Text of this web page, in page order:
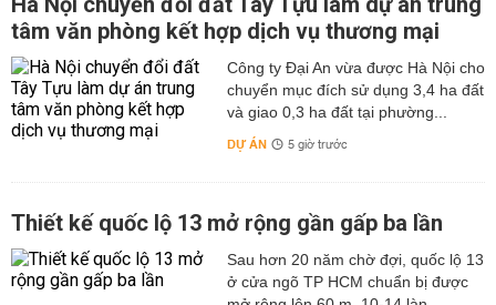
tâm văn phòng kết hợp dịch vụ thương mại
Công ty Đại An vừa được Hà Nội cho
chuyển mục đích sử dụng 3,4 ha đất
và giao 0,3 ha đất tại phường...
DỰ ÁN 5 giờ trước
Thiết kế quốc lộ 13 mở rộng gần gấp ba lần
Sau hơn 20 năm chờ đợi, quốc lộ 13
ở cửa ngõ TP HCM chuẩn bị được